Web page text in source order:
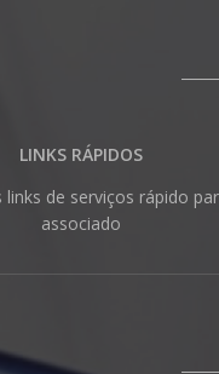
LINKS RÁPIDOS
links de serviços rápido
associado